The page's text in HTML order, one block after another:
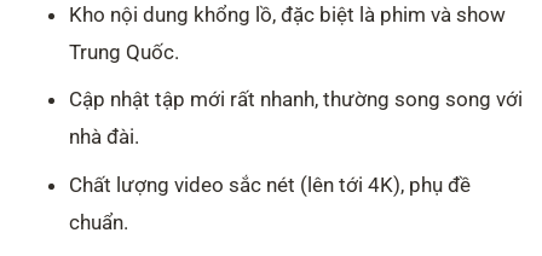
Kho nội dung khổng lồ, đặc biệt là phim và show
Trung Quốc.
Cập nhật tập mới rất nhanh, thường song song với
nhà đài.
Chất lượng video sắc nét (lên tới 4K), phụ đề
chuẩn.